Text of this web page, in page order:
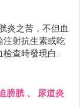
炎之苦，不但血
注射抗生素或吃
查時發現白血
宮裡長有 7、8
向外壓迫到膀
到腸子，造成
膀胱、 尿道炎